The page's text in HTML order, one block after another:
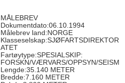
MÅLEBREV
Dokumentdato:06.10.1994
Målebrev land:NORGE
Klasseselskap:SJØFARTSDIREKTOR
ATET
Fartøytype:SPESIALSKIP:
FORSKN/VÆRVARS/OPPSYN/SEISM
Lengde:35.140 METER
Bredde:7.160 METER